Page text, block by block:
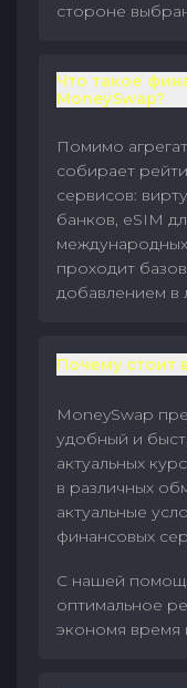
стороне
Что такое
MoneySwap?
Помимо
собирает
сервисов:
банков, eSIM
проходит
добавлением в
Почему стоит
MoneySwap
удобный и
актуальных
в различных
актуальные
финансовых
С нашей
оптимальное
экономя время